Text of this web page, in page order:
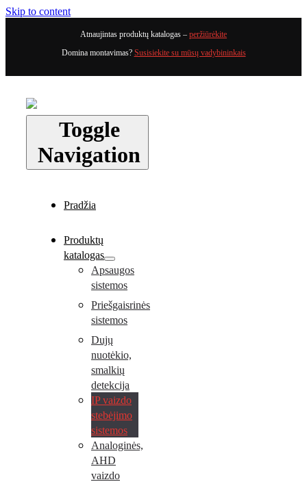
Skip to content
Atnaujintas produktų katalogas – peržiūrėkite
Domina montavimas? Susisiekite su mūsų vadybininkais
Toggle
Navigation
Pradžia
Produktų
katalogas
Apsaugos
sistemos
Priešgaisrinės
sistemos
Dujų
nuotėkio,
smalkių
detekcija
IP vaizdo
stebėjimo
sistemos
Analoginės,
AHD
vaizdo